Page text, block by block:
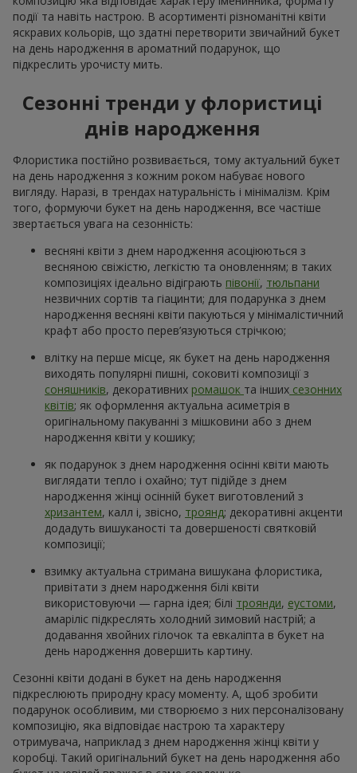
події та навіть настрою. В асортименті різноманітні квіти
яскравих кольорів, що здатні перетворити звичайний букет
на день народження в ароматний подарунок, що
підкреслить урочисту мить.
Сезонні тренди у флористиці
днів народження
Флористика постійно розвивається, тому актуальний букет
на день народження з кожним роком набуває нового
вигляду. Наразі, в трендах натуральність і мінімалізм. Крім
того, формуючи букет на день народження, все частіше
звертається увага на сезонність:
весняні квіти з днем народження асоціюються з
весняною свіжістю, легкістю та оновленням; в таких
композиціях ідеально відіграють півонії, тюльпани
незвичних сортів та гіацинти; для подарунка з днем
народження весняні квіти пакуються у мінімалістичний
крафт або просто перев’язуються стрічкою;
влітку на перше місце, як букет на день народження
виходять популярні пишні, соковиті композиції з
соняшників, декоративних ромашок та інших сезонних
квітів; як оформлення актуальна асиметрія в
оригінальному пакуванні з мішковини або з днем
народження квіти у кошику;
як подарунок з днем народження осінні квіти мають
виглядати тепло і охайно; тут підійде з днем
народження жінці осінній букет виготовлений з
хризантем, калл і, звісно, троянд; декоративні акценти
додадуть вишуканості та довершеності святковій
композиції;
взимку актуальна стримана вишукана флористика,
привітати з днем народження білі квіти
використовуючи — гарна ідея; білі троянди, еустоми,
амаріліс підкреслять холодний зимовий настрій; а
додавання хвойних гілочок та евкаліпта в букет на
день народження довершить картину.
Сезонні квіти додані в букет на день народження
підкреслюють природну красу моменту. А, щоб зробити
подарунок особливим, ми створюємо з них персоналізовану
композицію, яка відповідає настрою та характеру
отримувача, наприклад з днем народження жінці квіти у
коробці. Такий оригінальний букет на день народження або